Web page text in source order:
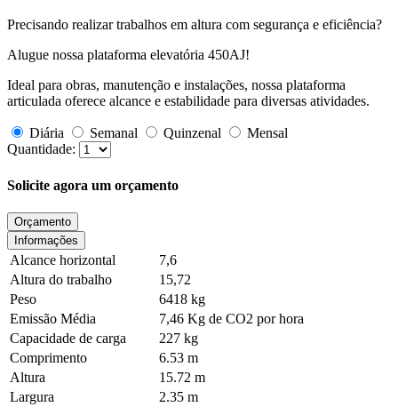
Precisando realizar trabalhos em altura com segurança e eficiência?
Alugue nossa plataforma elevatória 450AJ!
Ideal para obras, manutenção e instalações, nossa plataforma
articulada oferece alcance e estabilidade para diversas atividades.
Diária Semanal Quinzenal
Mensal
Quantidade:
Solicite agora um orçamento
Orçamento
Informações
Alcance horizontal
7,6
Altura do trabalho
15,72
Peso
6418 kg
Emissão Média
7,46 Kg de CO2 por hora
Capacidade de carga
227 kg
Comprimento
6.53 m
Altura
15.72 m
Largura
2.35 m